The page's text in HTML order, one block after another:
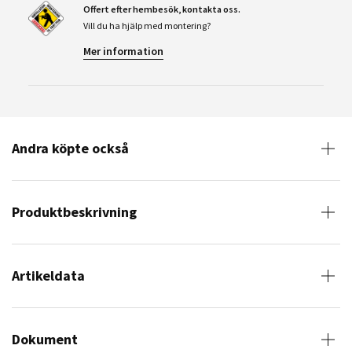
Offert efter hembesök, kontakta oss.
Vill du ha hjälp med montering?
Mer information
Andra köpte också
Produktbeskrivning
Artikeldata
Dokument